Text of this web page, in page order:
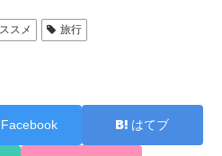
スメ 旅行
Facebook はてブ